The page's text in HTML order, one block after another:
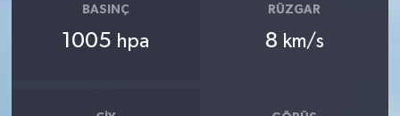
BASINÇ
1005 hpa
RÜZGAR
8 km/s